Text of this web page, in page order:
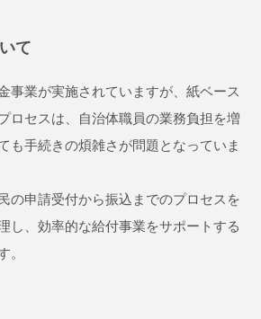
て
事業が実施されていますが、紙ベース
ロセスは、自治体職員の業務負担を増
も手続きの煩雑さが問題となっていま
の申請受付から振込までのプロセスを
し、効率的な給付事業をサポートする
。